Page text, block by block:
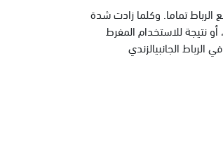
الرباط تماما. وكلما زادت شدة
أو نتيجة للاستخدام المفرط
الجانبيالزندي